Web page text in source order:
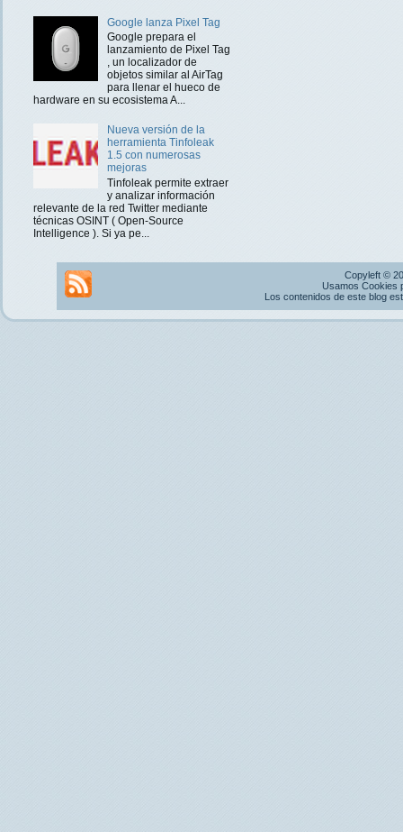
Google lanza Pixel Tag
Google prepara el
lanzamiento de Pixel Tag
, un localizador de
objetos similar al AirTag
para llenar el hueco de
hardware en su ecosistema A...
Nueva versión de la
herramienta Tinfoleak
1.5 con numerosas
mejoras
Tinfoleak permite extraer
y analizar información
relevante de la red Twitter mediante
técnicas OSINT ( Open-Source
Intelligence ). Si ya pe...
Copyleft ©
Usamos Cookies
Los contenidos de este blog